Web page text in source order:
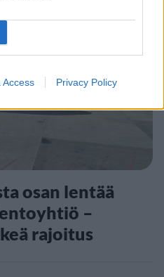
Access Privacy Policy
osan lentää
–
rajoitus